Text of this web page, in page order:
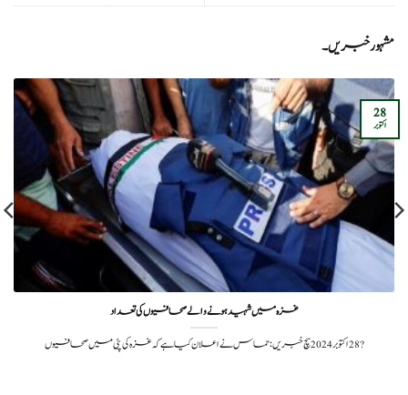
مشہور خبریں۔
غزہ میں شہید ہونے والے صحافیوں کی تعداد
?️ 28 اکتوبر 2024سچ خبریں:حماس نے اعلان کیا ہے کہ غزہ کی پٹی میں صحافیوں
28
اکتوبر